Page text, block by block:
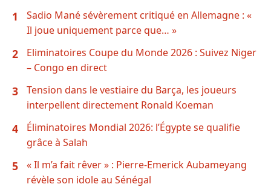
1
Sadio Mané sévèrement critiqué en Allemagne : «
Il joue uniquement parce que… »
2
Eliminatoires Coupe du Monde 2026 : Suivez Niger
– Congo en direct
3
Tension dans le vestiaire du Barça, les joueurs
interpellent directement Ronald Koeman
4
Éliminatoires Mondial 2026: l’Égypte se qualifie
grâce à Salah
5
« Il m’a fait rêver » : Pierre-Emerick Aubameyang
révèle son idole au Sénégal